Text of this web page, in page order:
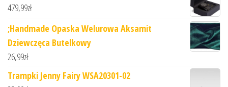
479,99zł
;Handmade Opaska Welurowa Aksamit
Dziewczęca Butelkowy
26,99zł
Trampki Jenny Fairy WSA20301-02